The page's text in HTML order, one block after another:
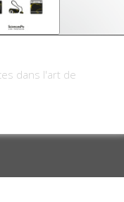
dans l'art de